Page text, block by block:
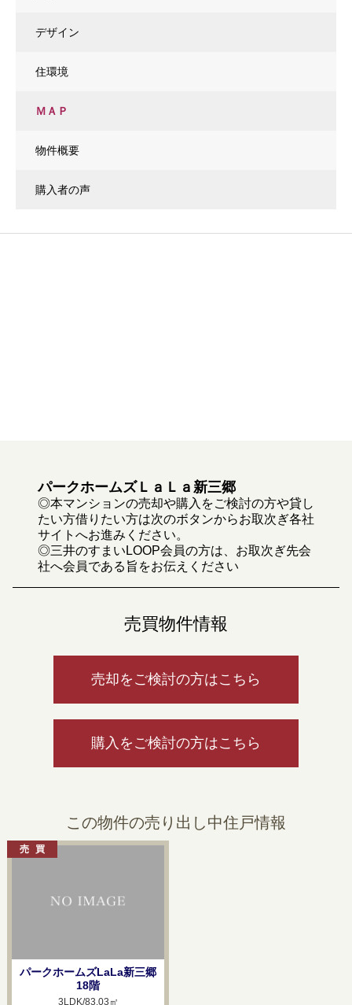
デザイン
住環境
ＭＡＰ
物件概要
購入者の声
パークホームズＬａＬａ新三郷
◎本マンションの売却や購入をご検討の方や貸し
たい方借りたい方は次のボタンからお取次ぎ各社
サイトへお進みください。
◎三井のすまいLOOP会員の方は、お取次ぎ先会
社へ会員である旨をお伝えください
売買物件情報
売却をご検討の方はこちら
購入をご検討の方はこちら
この物件の売り出し中住戸情報
パークホームズLaLa新三郷
18階
3LDK/83.03㎡